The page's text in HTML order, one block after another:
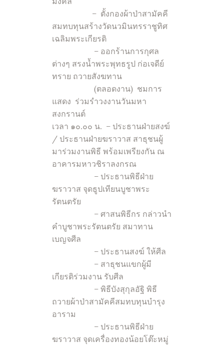
มงคล
– ตั้งกองผ้าป่าสามัคคี
สมทบทุนสร้างวัดนวมินทรราชูทิศ
เฉลิมพระเกียรติ
– ออกร้านการกุศล
ต่างๆ สรงน้ำพระพุทธรูป ก่อเจดีย์
ทราย ถวายสังฆทาน
(ตลอดงาน) ชมการ
แสดง ร่วมรำวงงานวันมหา
สงกรานต์
เวลา ๑๐.๐๐ น. – ประธานฝ่ายสงฆ์
/ ประธานฝ่ายฆราวาส สาธุชนผู้
มาร่วมงานพิธี พร้อมเพรียงกัน ณ
อาคารมหาวชิราลงกรณ
– ประธานพิธีฝ่าย
ฆราวาส จุดธูปเทียนบูชาพระ
รัตนตรัย
– ศาสนพิธีกร กล่าวนำ
คำบูชาพระรัตนตรัย สมาทาน
เบญจศีล
– ประธานสงฆ์ ให้ศีล
– สาธุชนแขกผู้มี
เกียรติร่วมงาน รับศีล
– พิธีบังสุกุลอัฐิ พิธี
ถวายผ้าป่าสามัคคีสมทบทุนบำรุง
อาราม
– ประธานพิธีฝ่าย
ฆราวาส จุดเครื่องทองน้อยโต๊ะหมู่